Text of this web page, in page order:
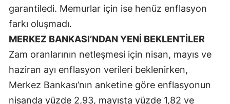
Sakarya
Samsun
Siirt
Sinop
Sivas
garantiledi. Memurlar için ise henüz enflasyon
farkı oluşmadı.
MERKEZ BANKASI’NDAN YENİ BEKLENTİLER
Zam oranlarının netleşmesi için nisan, mayıs ve
haziran ayı enflasyon verileri beklenirken,
Merkez Bankası’nın anketine göre enflasyonun
nisanda yüzde 2,93, mayısta yüzde 1,82 ve